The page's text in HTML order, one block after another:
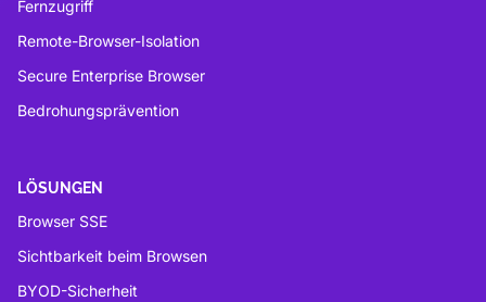
Fernzugriff
Remote-Browser-Isolation
Secure Enterprise Browser
Bedrohungsprävention
LÖSUNGEN
Browser SSE
Sichtbarkeit beim Browsen
BYOD-Sicherheit